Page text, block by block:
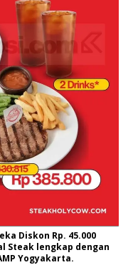
Diskon Rp. 45.000
Steak lengkap dengan
Yogyakarta.